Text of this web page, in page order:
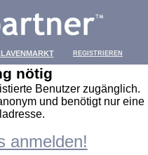
REGISTRIEREN
nötig
Benutzer zugänglich.
und benötigt nur eine
anmelden!